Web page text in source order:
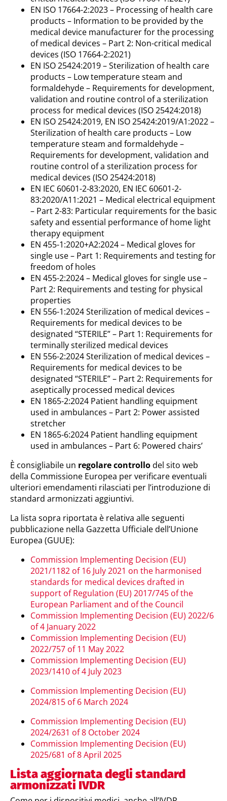
EN ISO 17664-2:2023 – Processing of health care
products – Information to be provided by the
medical device manufacturer for the processing
of medical devices – Part 2: Non-critical medical
devices (ISO 17664-2:2021)
EN ISO 25424:2019 – Sterilization of health care
products – Low temperature steam and
formaldehyde – Requirements for development,
validation and routine control of a sterilization
process for medical devices (ISO 25424:2018)
EN ISO 25424:2019, EN ISO 25424:2019/A1:2022 –
Sterilization of health care products – Low
temperature steam and formaldehyde –
Requirements for development, validation and
routine control of a sterilization process for
medical devices (ISO 25424:2018)
EN IEC 60601-2-83:2020, EN IEC 60601-2-
83:2020/A11:2021 – Medical electrical equipment
– Part 2-83: Particular requirements for the basic
safety and essential performance of home light
therapy equipment
EN 455-1:2020+A2:2024 – Medical gloves for
single use – Part 1: Requirements and testing for
freedom of holes
EN 455-2:2024 – Medical gloves for single use –
Part 2: Requirements and testing for physical
properties
EN 556-1:2024 Sterilization of medical devices –
Requirements for medical devices to be
designated “STERILE” – Part 1: Requirements for
terminally sterilized medical devices
EN 556-2:2024 Sterilization of medical devices –
Requirements for medical devices to be
designated “STERILE” – Part 2: Requirements for
aseptically processed medical devices
EN 1865-2:2024 Patient handling equipment
used in ambulances – Part 2: Power assisted
stretcher
EN 1865-6:2024 Patient handling equipment
used in ambulances – Part 6: Powered chairs’
È consigliabile un regolare controllodel sito web
della Commissione Europea per verificare eventuali
ulteriori emendamenti rilasciati per l’introduzione di
standard armonizzati aggiuntivi.
La lista sopra riportata è relativa alle seguenti
pubblicazione nella Gazzetta Ufficiale dell’Unione
Europea (GUUE):
Commission Implementing Decision (EU)
2021/1182 of 16 July 2021 on the harmonised
standards for medical devices drafted in
support of Regulation (EU) 2017/745 of the
European Parliament and of the Council
Commission Implementing Decision (EU) 2022/6
of 4 January 2022
Commission Implementing Decision (EU)
2022/757 of 11 May 2022
Commission Implementing Decision (EU)
2023/1410 of 4 July 2023
Commission Implementing Decision (EU)
2024/815 of 6 March 2024
Commission Implementing Decision (EU)
2024/2631 of 8 October 2024
Commission Implementing Decision (EU)
2025/681 of 8 April 2025
Lista aggiornata degli standard
armonizzati IVDR